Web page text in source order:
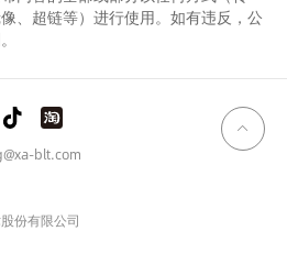
、超链等）进行使用。如有违反，公
blt.com
份有限公司